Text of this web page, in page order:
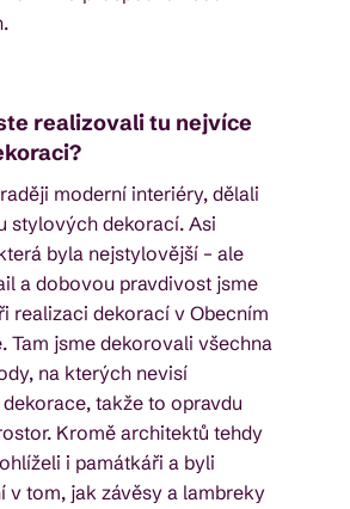
realizovali tu nejvíce
moderní interiéry, dělali
stylových dekorací. Asi
byla nejstylovější – ale
a dobovou pravdivost jsme
realizaci dekorací v Obecním
Tam jsme dekorovali všechna
na kterých nevisí
takže to opravdu
Kromě architektů tehdy
i památkáři a byli
v tom, jak závěsy a lambreky